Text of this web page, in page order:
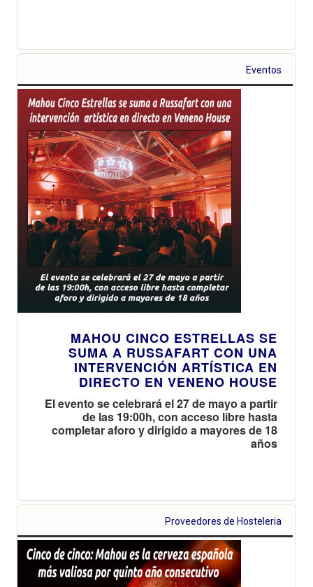
Eventos
MAHOU CINCO ESTRELLAS SE
SUMA A RUSSAFART CON UNA
INTERVENCIÓN ARTÍSTICA EN
DIRECTO EN VENENO HOUSE
El evento se celebrará el 27 de mayo a partir
de las 19:00h, con acceso libre hasta
completar aforo y dirigido a mayores de 18
años
Proveedores de Hosteleria